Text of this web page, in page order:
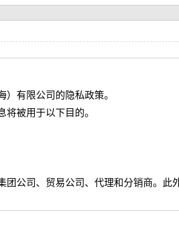
有限公司的隐私政策。
被用于以下目的。
公司、贸易公司、代理和分销商。此
制，请参阅网站使用条款与条件（会员